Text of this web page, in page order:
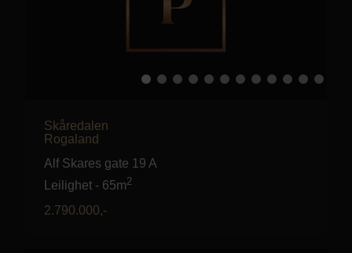
Skåredalen
Rogaland
Alf Skares gate 19 A
Leilighet - 65m2
2.790.000,-